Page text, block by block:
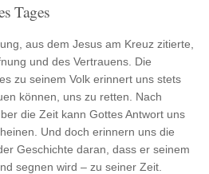
Tages
aus dem Jesus am Kreuz zitierte,
und des Vertrauens. Die
zu seinem Volk erinnert uns stets
können, uns zu retten. Nach
die Zeit kann Gottes Antwort uns
Und doch erinnern uns die
Geschichte daran, dass er seinem
segnen wird – zu seiner Zeit.